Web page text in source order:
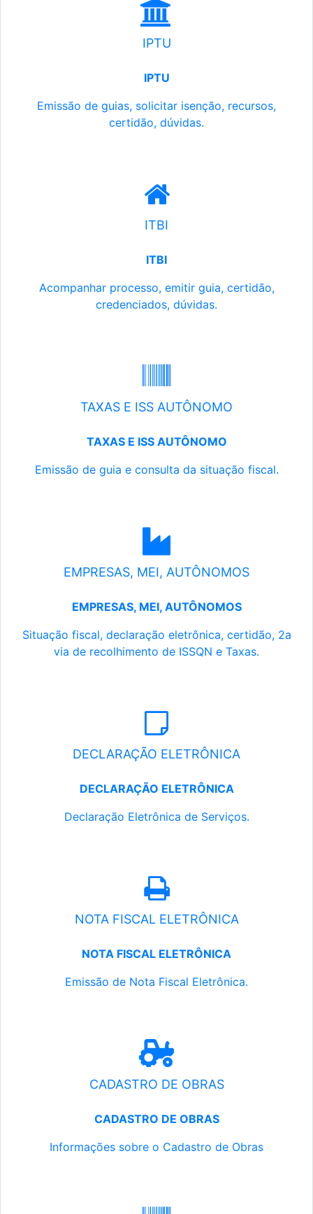
IPTU
IPTU
Emissão de guias, solicitar isenção, recursos,
certidão, dúvidas.
ITBI
ITBI
Acompanhar processo, emitir guia, certidão,
credenciados, dúvidas.
TAXAS E ISS AUTÔNOMO
TAXAS E ISS AUTÔNOMO
Emissão de guia e consulta da situação fiscal.
EMPRESAS, MEI, AUTÔNOMOS
EMPRESAS, MEI, AUTÔNOMOS
Situação fiscal, declaração eletrônica, certidão, 2a
via de recolhimento de ISSQN e Taxas.
DECLARAÇÃO ELETRÔNICA
DECLARAÇÃO ELETRÔNICA
Declaração Eletrônica de Serviços.
NOTA FISCAL ELETRÔNICA
NOTA FISCAL ELETRÔNICA
Emissão de Nota Fiscal Eletrônica.
CADASTRO DE OBRAS
CADASTRO DE OBRAS
Informações sobre o Cadastro de Obras